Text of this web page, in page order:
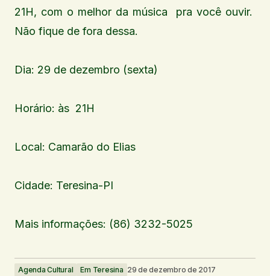
21H, com o melhor da música pra você ouvir.
Não fique de fora dessa.
Dia: 29 de dezembro (sexta)
Horário: às 21H
Local: Camarão do Elias
Cidade: Teresina-PI
Mais informações: (86) 3232-5025
Agenda Cultural Em Teresina 29 de dezembro de 2017